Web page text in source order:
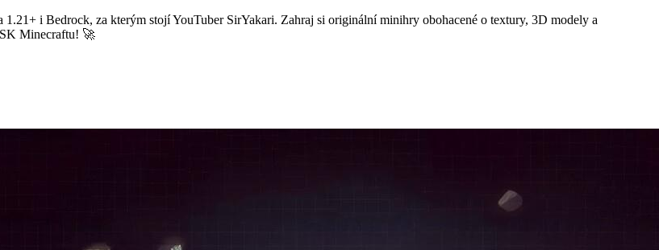
i Bedrock, za kterým stojí YouTuber SirYakari. Zahraj si originální minihry obohacené o textury, 3D modely a
Minecraftu! 🚀